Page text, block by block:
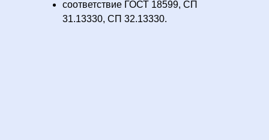
соответствие ГОСТ 18599, СП
31.13330, СП 32.13330.